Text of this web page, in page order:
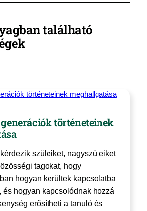
található
történeteinek
szüleiket, nagyszüleiket
tagokat, hogy
hogyan kerültek kapcsolatba
és hogyan kapcsolódnak hozzá
erősítheti a tanuló és